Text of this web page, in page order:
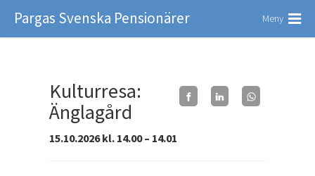
Pargas Svenska Pensionärer Meny
Kulturresa:
Änglagård
15.10.2026 kl. 14.00 – 14.01